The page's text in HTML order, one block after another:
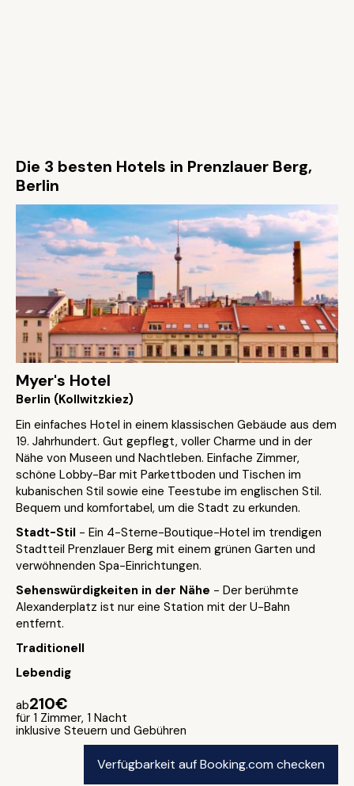
Die 3 besten Hotels in Prenzlauer Berg,
Berlin
Myer's Hotel
Berlin (Kollwitzkiez)
Ein einfaches Hotel in einem klassischen Gebäude aus dem
19. Jahrhundert. Gut gepflegt, voller Charme und in der
Nähe von Museen und Nachtleben. Einfache Zimmer,
schöne Lobby-Bar mit Parkettboden und Tischen im
kubanischen Stil sowie eine Teestube im englischen Stil.
Bequem und komfortabel, um die Stadt zu erkunden.
Stadt-Stil - Ein 4-Sterne-Boutique-Hotel im trendigen
Stadtteil Prenzlauer Berg mit einem grünen Garten und
verwöhnenden Spa-Einrichtungen.
Sehenswürdigkeiten in der Nähe - Der berühmte
Alexanderplatz ist nur eine Station mit der U-Bahn
entfernt.
Traditionell
Lebendig
ab210€
für 1 Zimmer, 1 Nacht
inklusive Steuern und Gebühren
Verfügbarkeit auf Booking.com checken